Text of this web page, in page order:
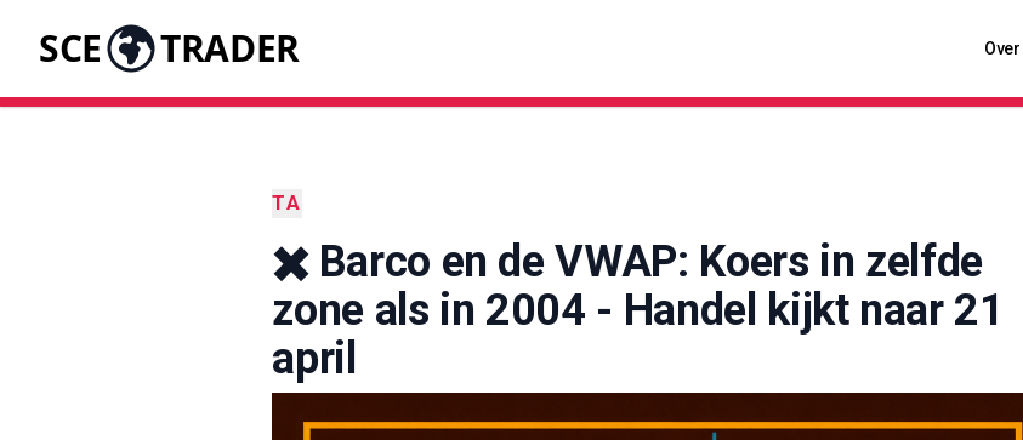
SCE TRADER Over
TA
✖️ Barco en de VWAP: Koers in zelfde
zone als in 2004 - Handel kijkt naar 21
april